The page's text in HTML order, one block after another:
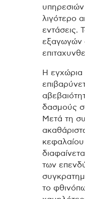
λιγότερο
εντάσεις.
εξαγωγών
Η
δασμούς
Μετά τη
κεφαλαίου
των
το